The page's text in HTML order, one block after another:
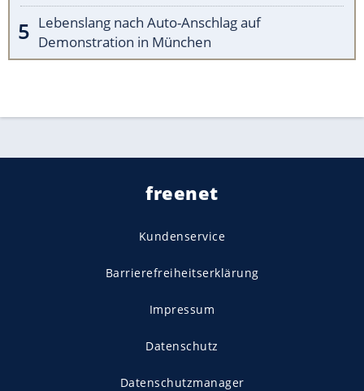
Lebenslang nach Auto-Anschlag auf
Demonstration in München
freenet
Kundenservice
Barrierefreiheitserklärung
Impressum
Datenschutz
Datenschutzmanager